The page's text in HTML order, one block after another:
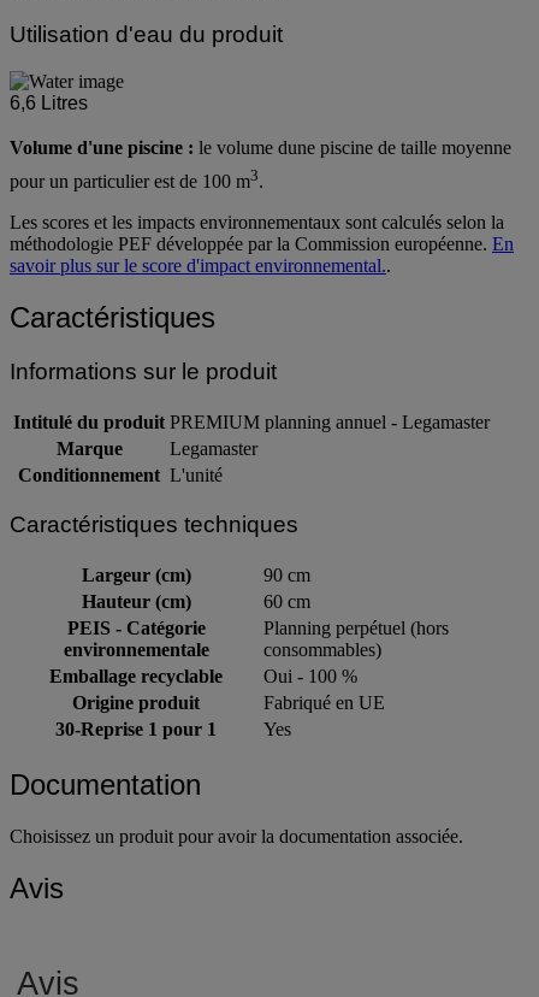
Utilisation d'eau du produit
6,6 Litres
Volume d'une piscine : le volume dune piscine de taille moyenne
pour un particulier est de 100 m3.
Les scores et les impacts environnementaux sont calculés selon la
méthodologie PEF développée par la Commission européenne. En
savoir plus sur le score d'impact environnemental..
Caractéristiques
Informations sur le produit
Intitulé du produit PREMIUM planning annuel - Legamaster
Marque
Legamaster
Conditionnement L'unité
Caractéristiques techniques
Largeur (cm)
90 cm
Hauteur (cm)
60 cm
PEIS - Catégorie
environnementale
Planning perpétuel (hors
consommables)
Emballage recyclable
Oui - 100 %
Origine produit
Fabriqué en UE
30-Reprise 1 pour 1
Yes
Documentation
Choisissez un produit pour avoir la documentation associée.
Avis